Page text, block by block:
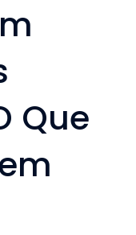
Que